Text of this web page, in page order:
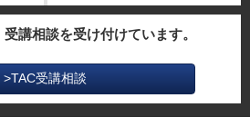
講相談を受け付けています。
>TAC受講相談